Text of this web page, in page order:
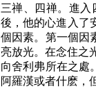
三禅、四禅。進
後，他的心進入了
個因素。第一個因
亮放光。在念住之
向舍利弗所在之處
阿羅漢或者什麽，